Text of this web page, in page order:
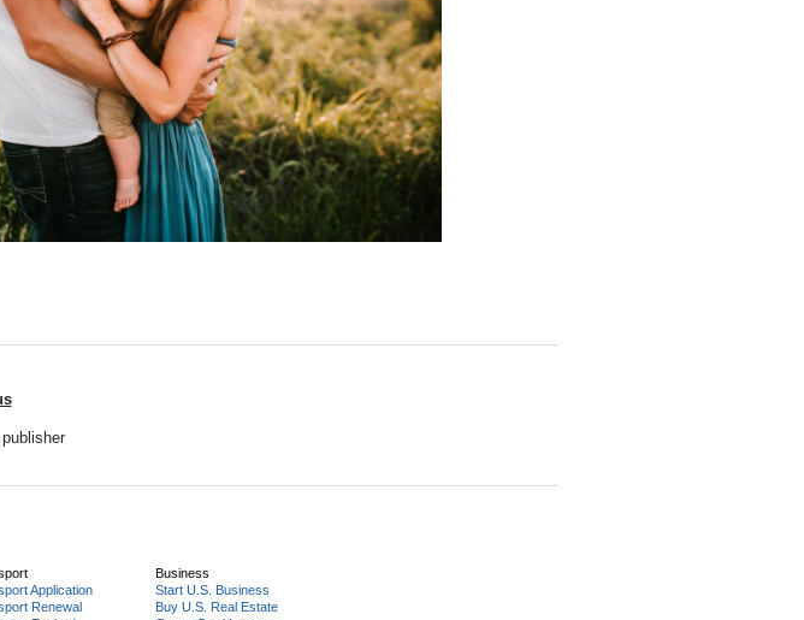
Application
Renewal
Business
Start U.S. Business
Buy U.S. Real Estate